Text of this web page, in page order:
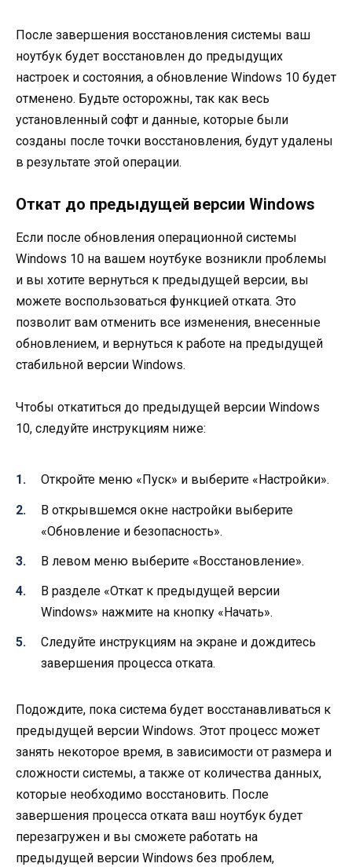
После завершения восстановления системы ваш
ноутбук будет восстановлен до предыдущих
настроек и состояния, а обновление Windows 10 будет
отменено. Будьте осторожны, так как весь
установленный софт и данные, которые были
созданы после точки восстановления, будут удалены
в результате этой операции.
Откат до предыдущей версии Windows
Если после обновления операционной системы
Windows 10 на вашем ноутбуке возникли проблемы
и вы хотите вернуться к предыдущей версии, вы
можете воспользоваться функцией отката. Это
позволит вам отменить все изменения, внесенные
обновлением, и вернуться к работе на предыдущей
стабильной версии Windows.
Чтобы откатиться до предыдущей версии Windows
10, следуйте инструкциям ниже:
Откройте меню «Пуск» и выберите «Настройки».
В открывшемся окне настройки выберите
«Обновление и безопасность».
В левом меню выберите «Восстановление».
В разделе «Откат к предыдущей версии
Windows» нажмите на кнопку «Начать».
Следуйте инструкциям на экране и дождитесь
завершения процесса отката.
Подождите, пока система будет восстанавливаться к
предыдущей версии Windows. Этот процесс может
занять некоторое время, в зависимости от размера и
сложности системы, а также от количества данных,
которые необходимо восстановить. После
завершения процесса отката ваш ноутбук будет
перезагружен и вы сможете работать на
предыдущей версии Windows без проблем,